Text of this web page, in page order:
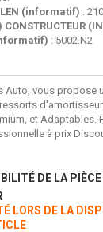
(informatif) :
CONSTRUCTEUR
: 5002.N2
Auto, vous propose
et Adaptables.
à prix
DE LA PIÈCE
LORS DE LA